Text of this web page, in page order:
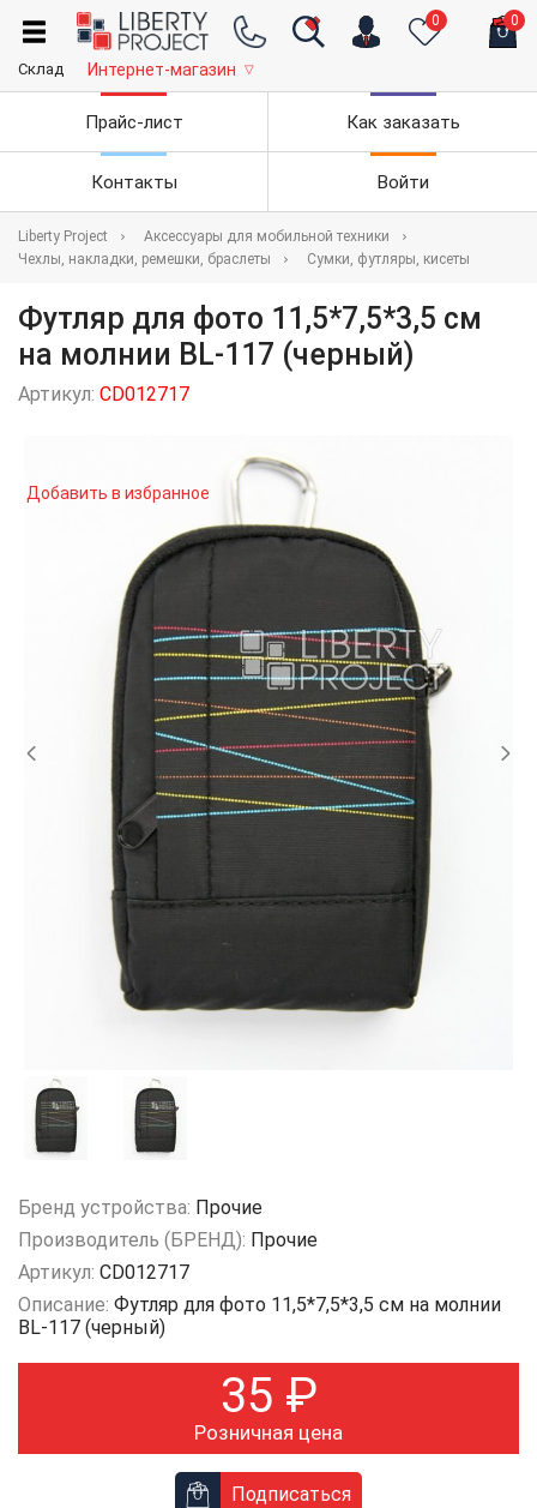
0 0
Склад Интернет-магазин ▽
Прайс-лист Как заказать
Контакты Войти
Liberty Project
Аксессуары для мобильной техники
Чехлы, накладки, ремешки, браслеты
Сумки, футляры, кисеты
Футляр для фото 11,5*7,5*3,5 см
на молнии BL-117 (черный)
Артикул: CD012717
Добавить в избранное
Бренд устройства: Прочие
Производитель (БРЕНД): Прочие
Артикул: CD012717
Описание: Футляр для фото 11,5*7,5*3,5 см на молнии
BL-117 (черный)
35 ₽
Розничная цена
Подписаться